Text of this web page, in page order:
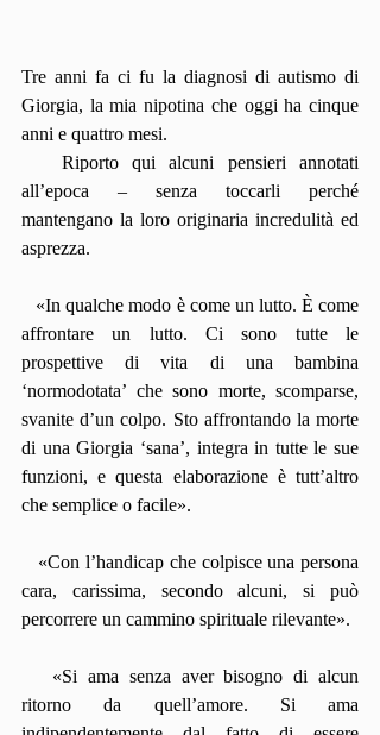
Tre anni fa ci fu la diagnosi di autismo di
Giorgia, la mia nipotina che oggi ha cinque
anni e quattro mesi.
all’epoca – senza toccarli perché
mantengano la loro originaria incredulità ed
asprezza.
affrontare un lutto. Ci sono tutte le
prospettive di vita di una bambina
‘normodotata’ che sono morte, scomparse,
svanite d’un colpo. Sto affrontando la morte
di una Giorgia ‘sana’, integra in tutte le sue
funzioni, e questa elaborazione è tutt’altro
che semplice o facile».
cara, carissima, secondo alcuni, si può
percorrere un cammino spirituale rilevante».
ritorno da quell’amore. Si ama